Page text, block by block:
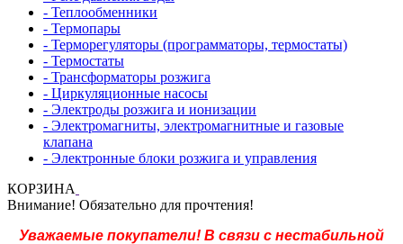
- Теплообменники
- Термопары
- Терморегуляторы (программаторы, термостаты)
- Термостаты
- Трансформаторы розжига
- Циркуляционные насосы
- Электроды розжига и ионизации
- Электромагниты, электромагнитные и газовые
клапана
- Электронные блоки розжига и управления
КОРЗИНА
Внимание! Обязательно для прочтения!
Уважаемые покупатели! В связи с нестабильной